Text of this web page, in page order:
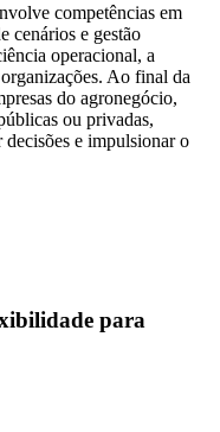
competências em
cenários e gestão
operacional, a
Ao final da
do agronegócio,
ou privadas,
e impulsionar o
para